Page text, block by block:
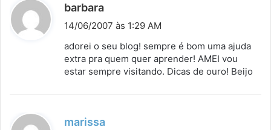
barbara
i
s
e
14/06/2007 às 1:29 AM
adorei o seu blog! sempre é bom uma ajuda
extra pra quem quer aprender! AMEI vou
estar sempre visitando. Dicas de ouro! Beijo
marissa